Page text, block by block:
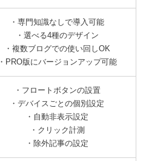
・専門知識なしで導入可能
・選べる4種のデザイン
・複数ブログでの使い回しOK
・PRO版にバージョンアップ可能
・フロートボタンの設置
・デバイスごとの個別設定
・自動非表示設定
・クリック計測
・除外記事の設定